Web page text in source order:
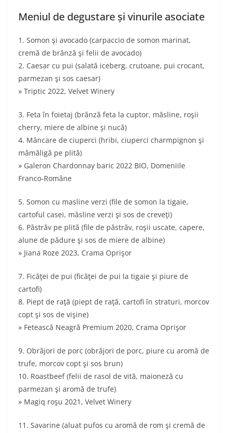
Meniul de degustare și vinurile asociate
1. Somon şi avocado (carpaccio de somon marinat,
cremă de brânză şi felii de avocado)
2. Caesar cu pui (salată iceberg, crutoane, pui crocant,
parmezan şi sos caesar)
» Triptic 2022, Velvet Winery
3. Feta în foietaj (brânză feta la cuptor, măsline, roşii
cherry, miere de albine şi nucă)
4. Mâncare de ciuperci (hribi, ciuperci charmpignon şi
mămăligă pe plită)
» Galeron Chardonnay baric 2022 BIO, Domeniile
Franco-Române
5. Somon cu masline verzi (file de somon la tigaie,
cartoful casei, măsline verzi şi sos de creveţi)
6. Păstrăv pe plită (file de păstrăv, roşii uscate, capere,
alune de pădure şi sos de miere de albine)
» Jiana Roze 2023, Crama Oprişor
7. Ficăţei de pui (ficăţei de pui la tigaie şi piure de
cartofi)
8. Piept de raţă (piept de raţă, cartofi în straturi, morcov
copt şi sos de vişine)
» Fetească Neagră Premium 2020, Crama Oprişor
9. Obrăjori de porc (obrăjori de porc, piure cu aromă de
trufe, morcov copt şi sos brun)
10. Roastbeef (felii de rasol de vită, maioneză cu
parmezan şi aromă de trufe)
» Magiq roşu 2021, Velvet Winery
11. Savarine (aluat pufos cu aromă de rom şi cremă de